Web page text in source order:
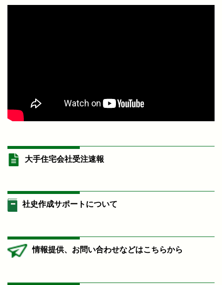
大手住宅会社受注速報
社史作成サポートについて
情報提供、お問い合わせなどはこちらから